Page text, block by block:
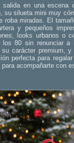
en una escena
su silueta mini muy
roba miradas. El
y pequeños
looks urbanos o
80 sin renunciar a
carácter premium,
perfecta para
acompañarte con